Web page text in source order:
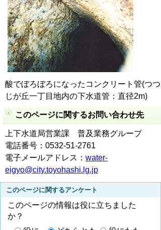
酸でぼろぼろになったコンクリート管(つつ
じが丘一丁目地内の下水道管：直径2m)
このページに関するお問い合わせ先
上下水道局営業課 普及業務グループ
電話番号：0532-51-2761
電子メールアドレス： water-
eigyo@city.toyohashi.lg.jp
このページに関するアンケート
このページの情報は役に立ちました
か？